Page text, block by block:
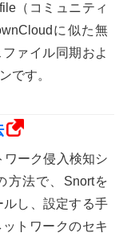
（コミュニティ
に似た無
ァイル同期およ
です。
ワーク侵入検知シ
方法で、Snortを
し、設定する手
トワークのセキ